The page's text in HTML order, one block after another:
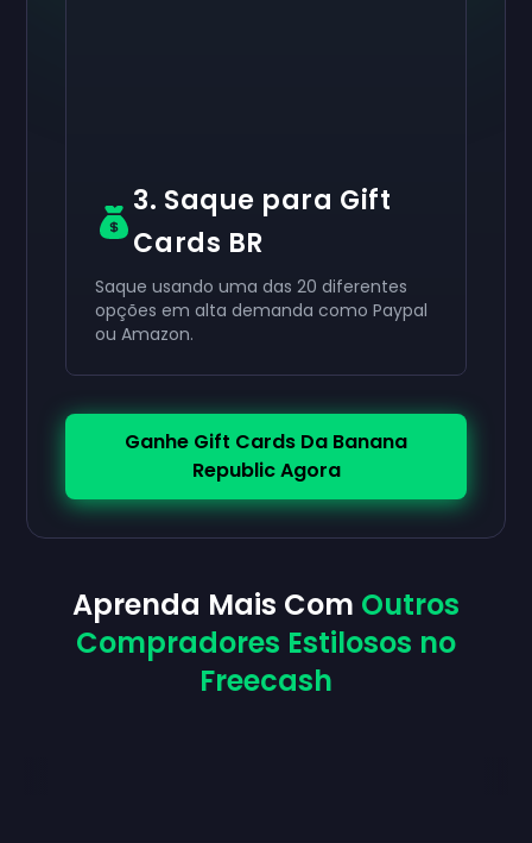
3. Saque para Gift
Cards BR
Saque usando uma das 20 diferentes
opções em alta demanda como Paypal
ou Amazon.
Ganhe Gift Cards Da Banana
Republic Agora
Aprenda Mais Com Outros
Compradores Estilosos no
Freecash